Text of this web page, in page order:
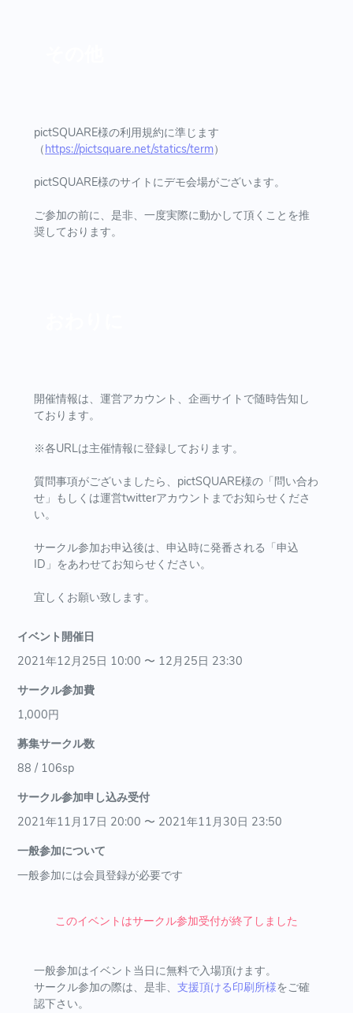
pictSQUARE様の利用規約に準じます
（https://pictsquare.net/statics/term）
pictSQUARE様のサイトにデモ会場がございます。
ご参加の前に、是非、一度実際に動かして頂くことを推
奨しております。
開催情報は、運営アカウント、企画サイトで随時告知し
ております。
※各URLは主催情報に登録しております。
質問事項がございましたら、pictSQUARE様の「問い合わ
せ」もしくは運営twitterアカウントまでお知らせくださ
い。
サークル参加お申込後は、申込時に発番される「申込
ID」をあわせてお知らせください。
宜しくお願い致します。
イベント開催日
2021年12月25日 10:00 〜 12月25日 23:30
サークル参加費
1,000円
募集サークル数
88 / 106sp
サークル参加申し込み受付
2021年11月17日 20:00 〜 2021年11月30日 23:50
一般参加について
一般参加には会員登録が必要です
このイベントはサークル参加受付が終了しました
一般参加はイベント当日に無料で入場頂けます。
サークル参加の際は、是非、 支援頂ける印刷所様をご確
認下さい。